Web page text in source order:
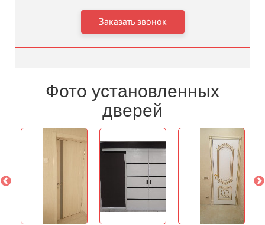
Фото установленных
дверей